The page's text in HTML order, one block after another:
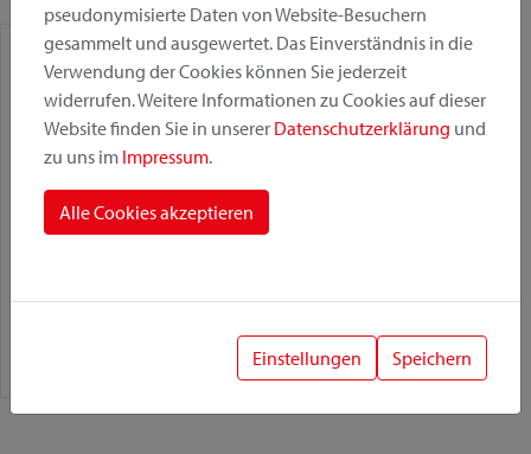
pseudonymisierte Daten von Website-Besuchern
gesammelt und ausgewertet. Das Einverständnis in die
Verwendung der Cookies können Sie jederzeit
widerrufen. Weitere Informationen zu Cookies auf dieser
Website finden Sie in unserer Datenschutzerklärung und
zu uns im Impressum.
Alle Cookies akzeptieren
Einstellungen Speichern